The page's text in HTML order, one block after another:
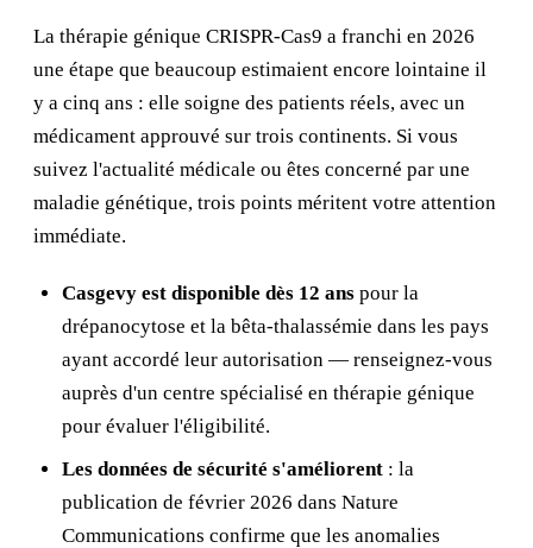
La thérapie génique CRISPR-Cas9 a franchi en 2026
une étape que beaucoup estimaient encore lointaine il
y a cinq ans : elle soigne des patients réels, avec un
médicament approuvé sur trois continents. Si vous
suivez l'actualité médicale ou êtes concerné par une
maladie génétique, trois points méritent votre attention
immédiate.
Casgevy est disponible dès 12 ans pour la
drépanocytose et la bêta-thalassémie dans les pays
ayant accordé leur autorisation — renseignez-vous
auprès d'un centre spécialisé en thérapie génique
pour évaluer l'éligibilité.
Les données de sécurité s'améliorent : la
publication de février 2026 dans Nature
Communications confirme que les anomalies